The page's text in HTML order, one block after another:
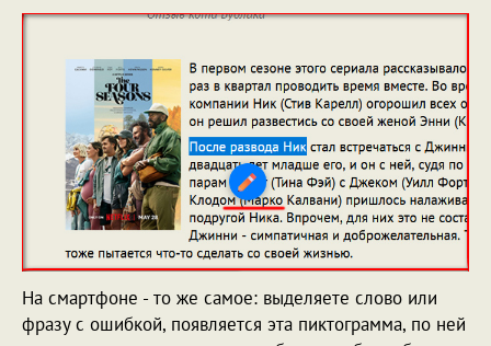
На смартфоне - то же самое: выделяете слово или
фразу с ошибкой, появляется эта пиктограмма, по ней